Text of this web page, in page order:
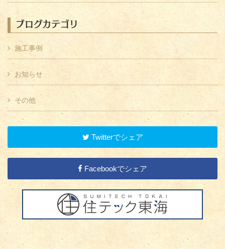
ブログカテゴリ
施工事例
お知らせ
その他
Twitterでシェア
Facebookでシェア